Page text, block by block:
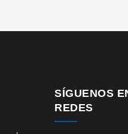
SÍGUENOS
REDES